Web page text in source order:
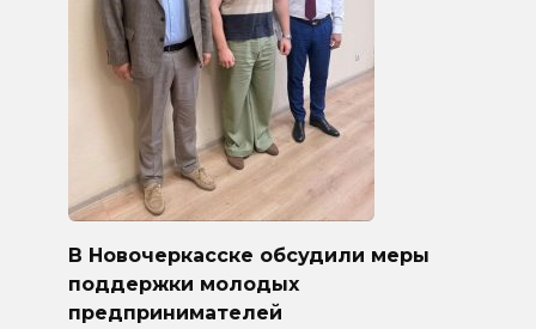
В Новочеркасске обсудили меры
поддержки молодых
предпринимателей